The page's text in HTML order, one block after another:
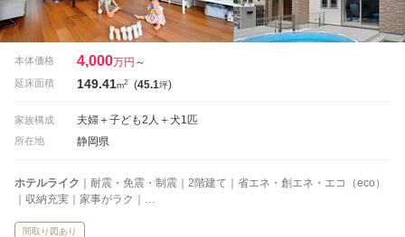
本体価格 4,000万円 ～
延床面積 149.41m2 (45.1坪)
家族構成 夫婦＋子ども2人＋犬1匹
所在地 静岡県
ホテルライク ｜耐震・免震・制震｜2階建て｜省エネ・創エネ・エコ（eco）
｜収納充実｜家事がラク｜…
間取り図あり